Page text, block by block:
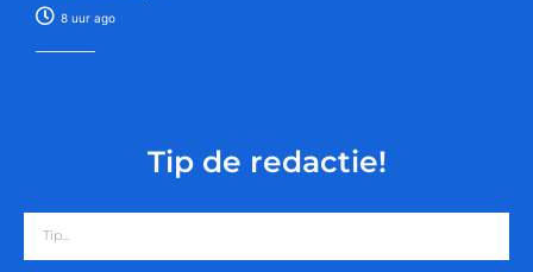
8 uur ago
Tip de redactie!